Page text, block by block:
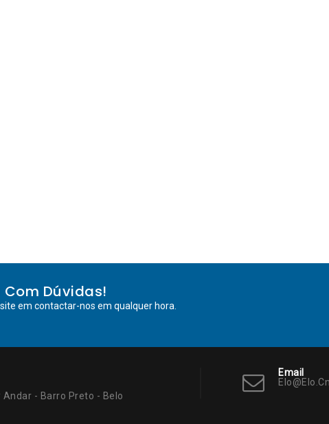
Com Dúvidas!
em contactar-nos em qualquer hora.
Andar - Barro Preto - Belo
Email